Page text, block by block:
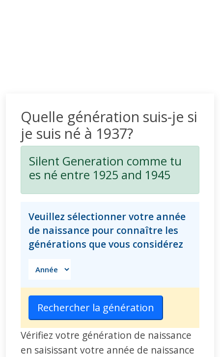
Quelle génération suis-je si
je suis né à 1937?
Silent Generation comme tu
es né entre 1925 and 1945
Veuillez sélectionner votre année
de naissance pour connaître les
générations que vous considérez
Rechercher la génération
Vérifiez votre génération de naissance
en saisissant votre année de naissance